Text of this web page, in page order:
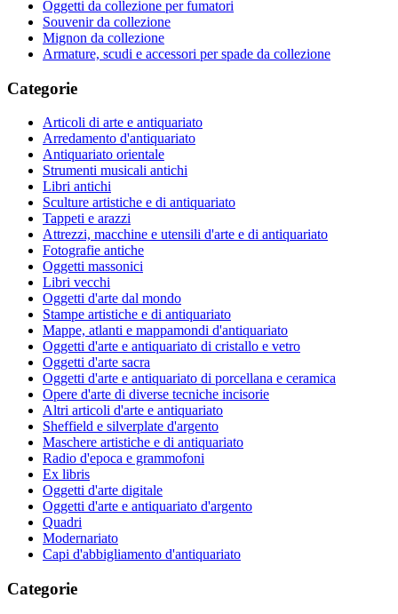
Oggetti da collezione per fumatori
Souvenir da collezione
Mignon da collezione
Armature, scudi e accessori per spade da collezione
Categorie
Articoli di arte e antiquariato
Arredamento d'antiquariato
Antiquariato orientale
Strumenti musicali antichi
Libri antichi
Sculture artistiche e di antiquariato
Tappeti e arazzi
Attrezzi, macchine e utensili d'arte e di antiquariato
Fotografie antiche
Oggetti massonici
Libri vecchi
Oggetti d'arte dal mondo
Stampe artistiche e di antiquariato
Mappe, atlanti e mappamondi d'antiquariato
Oggetti d'arte e antiquariato di cristallo e vetro
Oggetti d'arte sacra
Oggetti d'arte e antiquariato di porcellana e ceramica
Opere d'arte di diverse tecniche incisorie
Altri articoli d'arte e antiquariato
Sheffield e silverplate d'argento
Maschere artistiche e di antiquariato
Radio d'epoca e grammofoni
Ex libris
Oggetti d'arte digitale
Oggetti d'arte e antiquariato d'argento
Quadri
Modernariato
Capi d'abbigliamento d'antiquariato
Categorie